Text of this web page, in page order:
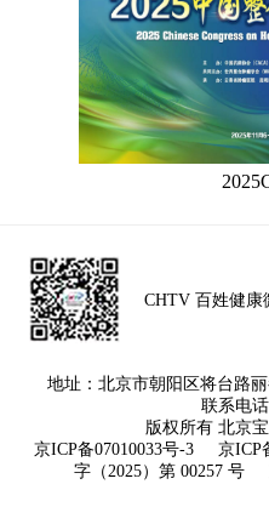
CHTV 百姓健康
地址：北京市朝阳区将台路
联系电话
版权所有 北京
京ICP备07010033号-3
京ICP
字（2025）第 00257 号